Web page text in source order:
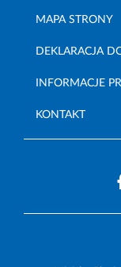
MAPA STRONY
DEKLARACJA
INFORMACJE
KONTAKT